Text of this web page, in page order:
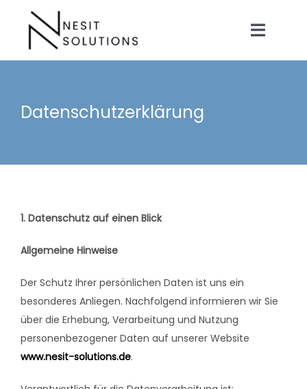
springen
Toggle
Referenzen
Datenschutzerklärung
1. Datenschutz auf einen Blick
Allgemeine Hinweise
Der Schutz Ihrer persönlichen Daten ist uns ein
besonderes Anliegen. Nachfolgend informieren wir Sie
über die Erhebung, Verarbeitung und Nutzung
personenbezogener Daten auf unserer Website
www.nesit-solutions.de.